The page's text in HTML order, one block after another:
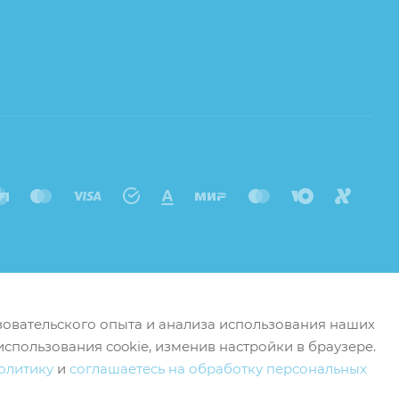
опыта и анализа использования наших
cookie, изменив настройки в браузере.
и соглашаетесь на обработку персональных